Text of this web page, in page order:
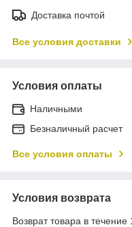
Доставка почтой
Все условия доставки
Условия оплаты
Наличными
Безналичный расчет
Все условия оплаты
Условия возврата
Возврат товара в